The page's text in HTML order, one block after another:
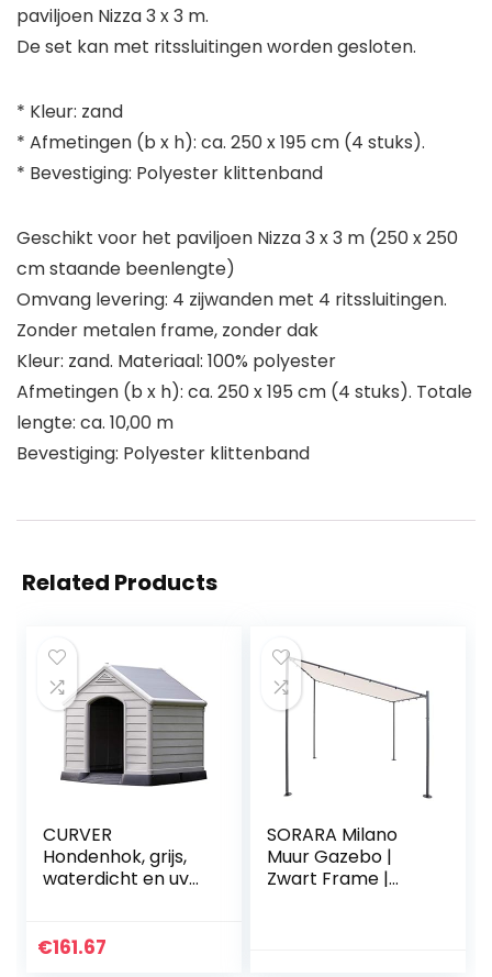
paviljoen Nizza 3 x 3 m.
De set kan met ritssluitingen worden gesloten.
* Kleur: zand
* Afmetingen (b x h): ca. 250 x 195 cm (4 stuks).
* Bevestiging: Polyester klittenband
Geschikt voor het paviljoen Nizza 3 x 3 m (250 x 250
cm staande beenlengte)
Omvang levering: 4 zijwanden met 4 ritssluitingen.
Zonder metalen frame, zonder dak
Kleur: zand. Materiaal: 100% polyester
Afmetingen (b x h): ca. 250 x 195 cm (4 stuks). Totale
lengte: ca. 10,00 m
Bevestiging: Polyester klittenband
Related Products
CURVER
Hondenhok, grijs,
waterdicht en uv-
€161.67
SORARA Milano
Muur Gazebo |
Zwart Frame |